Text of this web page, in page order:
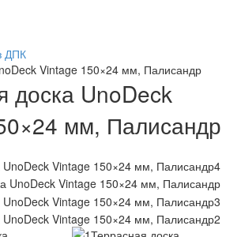
ДПК
Vintage 150×24 мм, Палисандр
доска UnoDeck
мм, Палисандр